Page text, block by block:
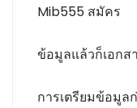
Mib555 สมัคร
ข้อมูลแล้วก็เอกส
การเตรียมข้อมู